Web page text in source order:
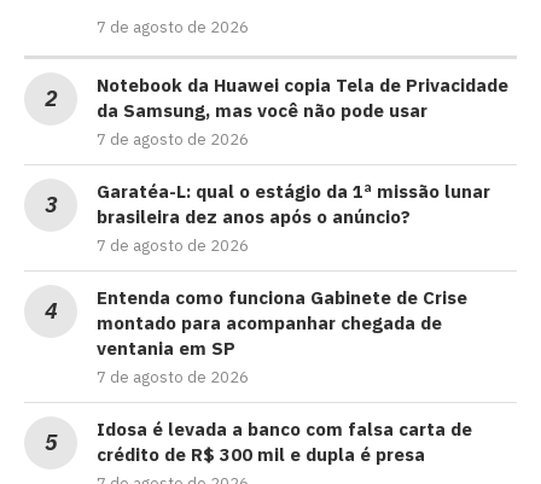
7 de agosto de 2026
Notebook da Huawei copia Tela de Privacidade
da Samsung, mas você não pode usar
7 de agosto de 2026
Garatéa-L: qual o estágio da 1ª missão lunar
brasileira dez anos após o anúncio?
7 de agosto de 2026
Entenda como funciona Gabinete de Crise
montado para acompanhar chegada de
ventania em SP
7 de agosto de 2026
Idosa é levada a banco com falsa carta de
crédito de R$ 300 mil e dupla é presa